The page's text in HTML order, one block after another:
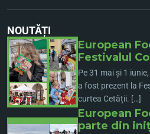
NOUTĂȚI
European
Festivalul
Pe 31 mai și 1
a fost prezent la
curtea Cetății. […]
European
parte din